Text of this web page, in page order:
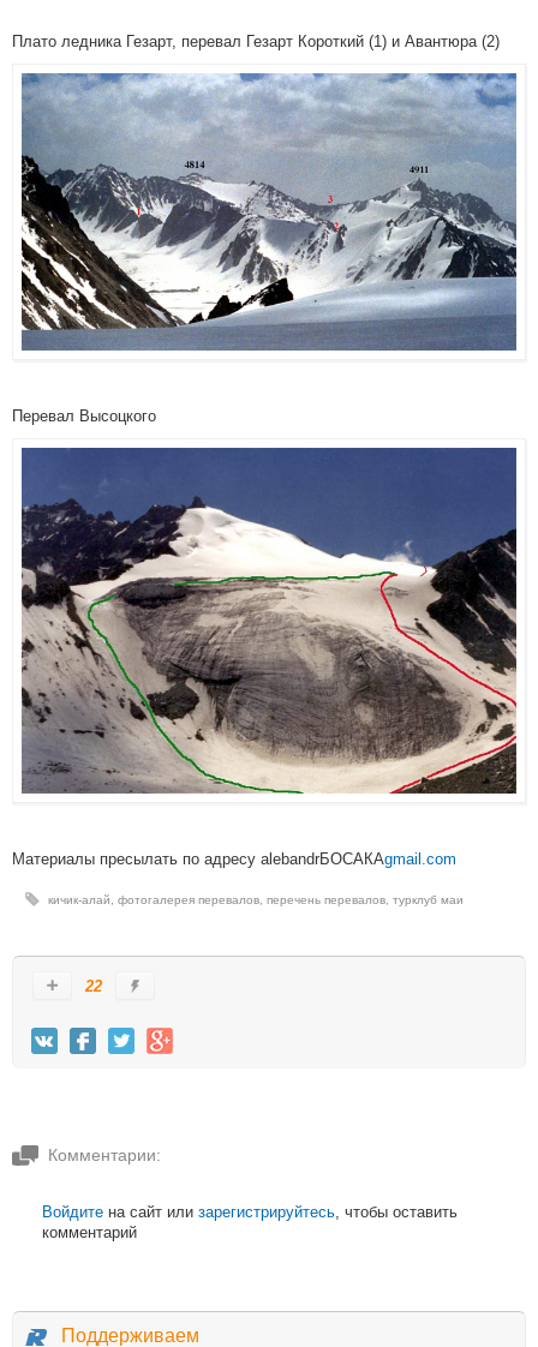
Плато ледника Гезарт, перевал Гезарт Короткий (1) и Авантюра (2)
Перевал Высоцкого
Материалы пресылать по адресу alebandrБОСАКАgmail.com
кичик-алай фотогалерея перевалов перечень перевалов турклуб маи
22
Комментарии:
Войдите на сайт или зарегистрируйтесь , чтобы оставить
комментарий
Поддерживаем